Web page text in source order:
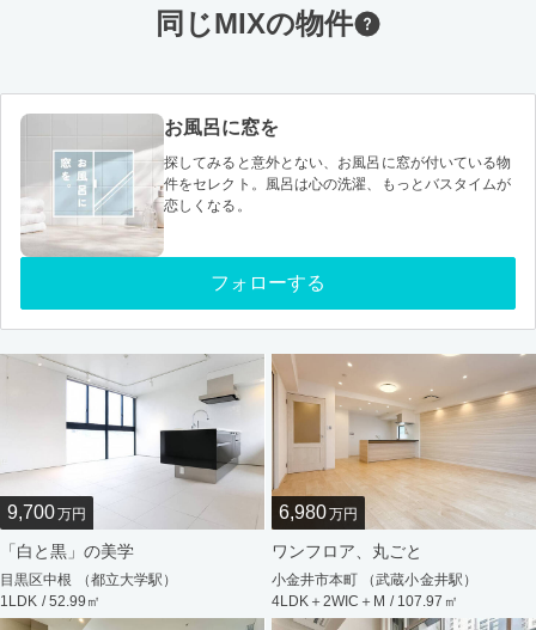
同じMIXの物件
お風呂に窓を
探してみると意外とない、お風呂に窓が付いている物
件をセレクト。風呂は心の洗濯、もっとバスタイムが
恋しくなる。
フォローする
9,700万円
「白と黒」の美学
目黒区中根 （都立大学駅）
1LDK / 52.99㎡
6,980万円
ワンフロア、丸ごと
小金井市本町 （武蔵小金井駅）
4LDK＋2WIC＋M / 107.97㎡